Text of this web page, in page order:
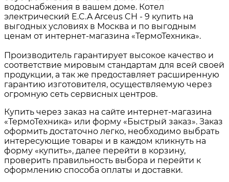
водоснабжения в вашем доме. Котел
электрический E.C.A Arceus CH - 9 купить на
выгодных условиях в Москва и по выгодным
ценам от интернет-магазина «ТермоТехника».
Производитель гарантирует высокое качество и
соответствие мировым стандартам для всей своей
продукции, а так же предоставляет расширенную
гарантию изготовителя, осуществляемую через
огромную сеть сервисных центров.
Купить через заказ на сайте интернет-магазина
«ТермоТехника» или форму «Быстрый заказ». Заказ
оформить достаточно легко, необходимо выбрать
интересующие товары и в каждом кликнуть на
форму «купить», далее перейти в корзину,
проверить правильность выбора и перейти к
оформлению способа оплаты и доставки.